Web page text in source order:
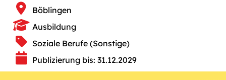
Böblingen
Ausbildung
Soziale Berufe (Sonstige)
Publizierung bis: 31.12.2029